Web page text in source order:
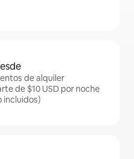
de alquiler
de $10 USD por noche
incluidos)